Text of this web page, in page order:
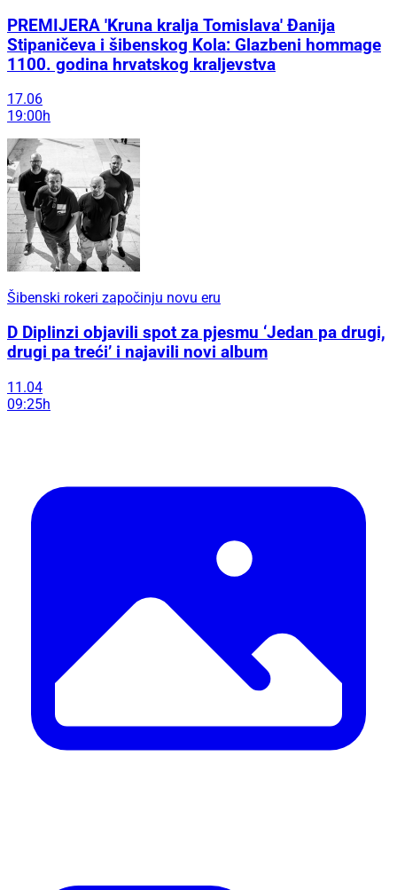
PREMIJERA 'Kruna kralja Tomislava' Đanija
Stipaničeva i šibenskog Kola: Glazbeni hommage
1100. godina hrvatskog kraljevstva
17.06
19:00h
Šibenski rokeri započinju novu eru
D Diplinzi objavili spot za pjesmu ‘Jedan pa drugi,
drugi pa treći’ i najavili novi album
11.04
09:25h